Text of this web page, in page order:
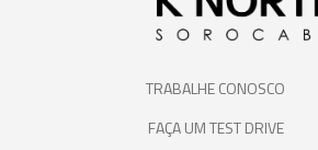
TRABALHE CONOSCO
FAÇA UM TEST DRIVE